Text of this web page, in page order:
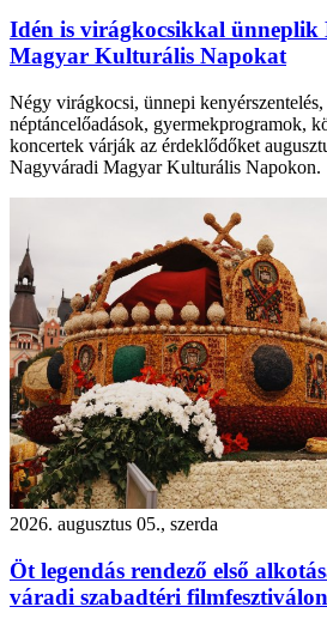
Idén is virágkocsikkal ünneplik
Magyar Kulturális Napokat
Négy virágkocsi, ünnepi kenyérszentelés,
néptáncelőadások, gyermekprogramok,
koncertek várják az érdeklődőket
Nagyváradi Magyar Kulturális Napokon.
2026. augusztus 05., szerda
Öt legendás rendező első
váradi szabadtéri filmfesztiválon